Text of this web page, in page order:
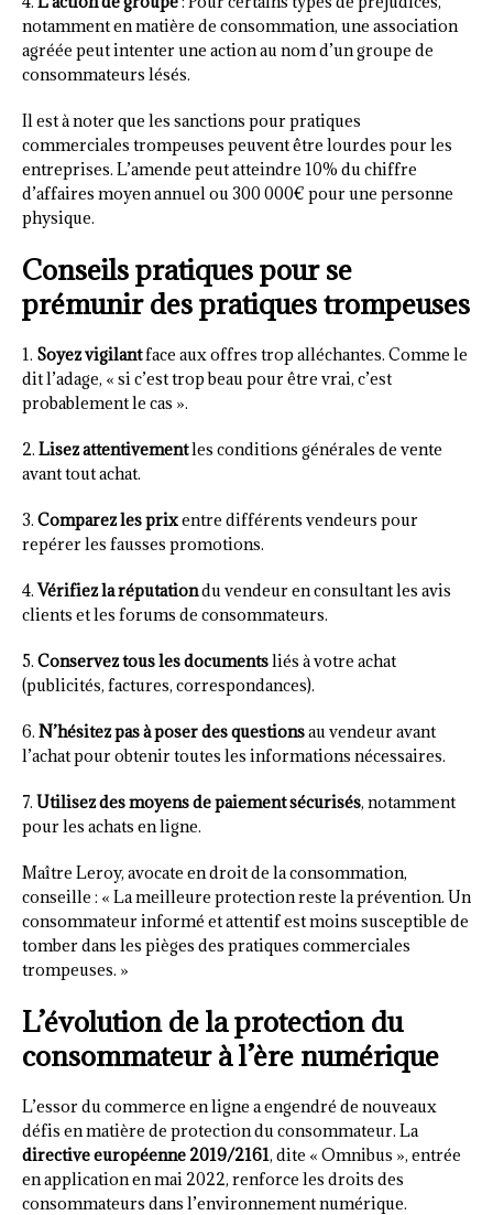
notamment en matière de consommation, une association
agréée peut intenter une action au nom d’un groupe de
consommateurs lésés.
Il est à noter que les sanctions pour pratiques
commerciales trompeuses peuvent être lourdes pour les
entreprises. L’amende peut atteindre 10% du chiffre
d’affaires moyen annuel ou 300 000€ pour une personne
physique.
Conseils pratiques pour se
prémunir des pratiques trompeuses
1. Soyez vigilantface aux offres trop alléchantes. Comme le
dit l’adage, « si c’est trop beau pour être vrai, c’est
probablement le cas ».
2. Lisez attentivementles conditions générales de vente
avant tout achat.
3. Comparez les prixentre différents vendeurs pour
repérer les fausses promotions.
4.Vérifiez la réputationdu vendeur en consultant les avis
clients et les forums de consommateurs.
5. Conservez tous les documentsliés à votre achat
(publicités, factures, correspondances).
6. N’hésitez pas à poser des questionsau vendeur avant
l’achat pour obtenir toutes les informations nécessaires.
7. Utilisez des moyens de paiement sécurisés, notamment
pour les achats en ligne.
Maître Leroy, avocate en droit de la consommation,
conseille : « La meilleure protection reste la prévention. Un
consommateur informé et attentif est moins susceptible de
tomber dans les pièges des pratiques commerciales
trompeuses. »
L’évolution de la protection du
consommateur à l’ère numérique
L’essor du commerce en ligne a engendré de nouveaux
défis en matière de protection du consommateur. La
directive européenne 2019/2161, dite « Omnibus », entrée
en application en mai 2022, renforce les droits des
consommateurs dans l’environnement numérique.